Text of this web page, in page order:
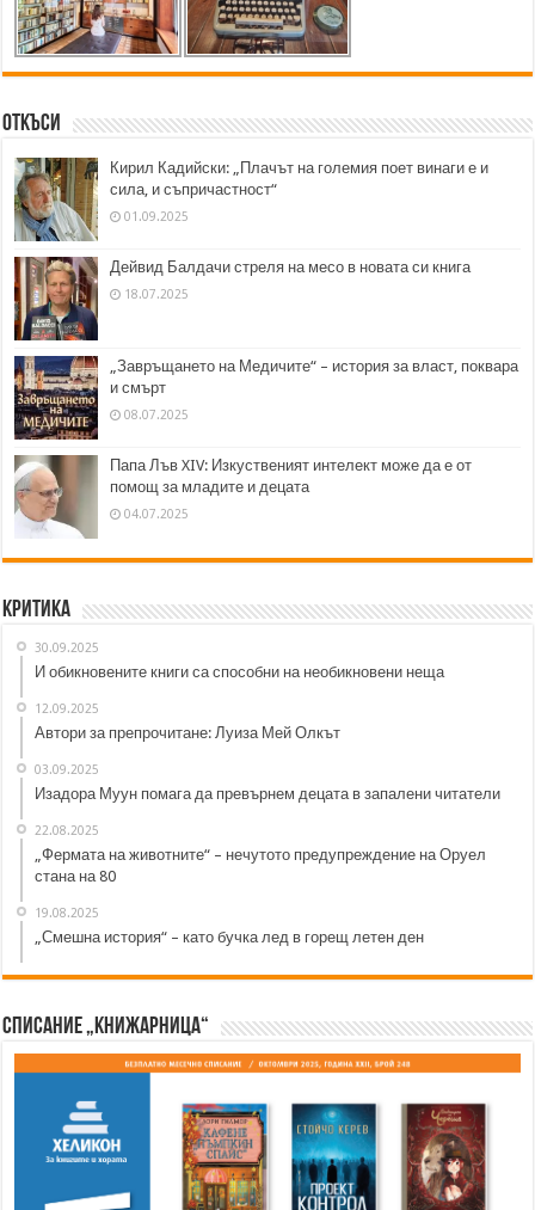
Откъси
Кирил Кадийски: „Плачът на големия поет винаги е и
сила, и съпричастност“
01.09.2025
Дейвид Балдачи стреля на месо в новата си книга
18.07.2025
„Завръщането на Медичите“ – история за власт, поквара
и смърт
08.07.2025
Папа Лъв XIV: Изкуственият интелект може да е от
помощ за младите и децата
04.07.2025
Критика
30.09.2025
И обикновените книги са способни на необикновени неща
12.09.2025
Автори за препрочитане: Луиза Мей Олкът
03.09.2025
Изадора Муун помага да превърнем децата в запалени читатели
22.08.2025
„Фермата на животните“ – нечутото предупреждение на Оруел
стана на 80
19.08.2025
„Смешна история“ – като бучка лед в горещ летен ден
Списание „Книжарница“